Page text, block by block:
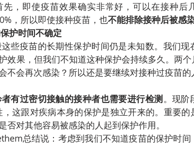
先，即使疫苗效果确实非常好，可以在接种后
，所以即使接种疫苗，也不能排除接种后被感
护时间不确定
些疫苗的长期性保护时间仍是未知数。我们
效果，但我们不知道这种保护会持续多久。两
不会再次感染？所以还是要继续对接种过疫苗的
有过密切接触的接种者也需要进行检测。现阶
这跟对疾病本身的保护是独立开来的。重要的
否对其他容易被感染的人起到保护作用。
总结说：考虑到我们不知道疫苗的保护时